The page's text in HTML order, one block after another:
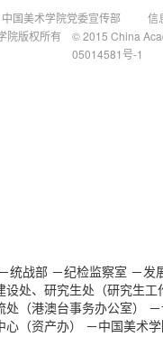
－统战部 －纪检监察室 －发
设处、研究生处（研究生工
（港澳台事务办公室）
（资产办）
－中国美术
中国美术学院党委宣传部 信
院版权所有 © 2015 China
05014581号-1